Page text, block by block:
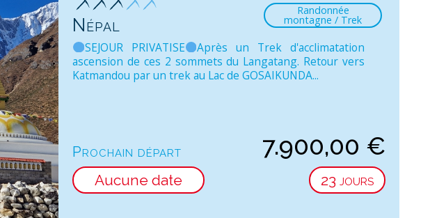
Népal
Randonnée
montagne / Trek
SEJOUR PRIVATISE
Après un Trek d'acclimatation
ascension de ces 2 sommets du Langatang. Retour vers
Katmandou par un trek au Lac de GOSAIKUNDA...
Prochain départ
Aucune date
7.900,00 €
23 jours